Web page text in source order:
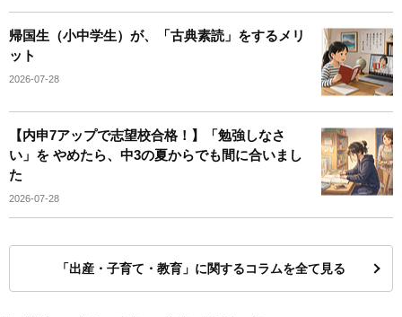
帰国生（小中学生）が、「古典素読」をするメリ
ット
2026-07-28
【内申7アップで志望校合格！】「勉強しなさ
い」を やめたら、中3の夏からでも間に合いまし
た
2026-07-28
「出産・子育て・教育」に関するコラムを全て見る